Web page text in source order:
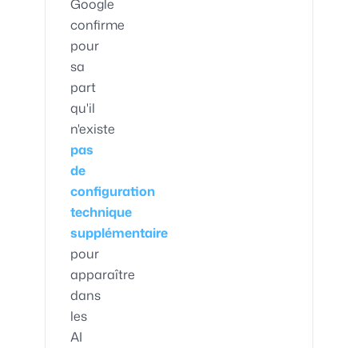
Google
confirme
pour
sa
part
qu'il
n'existe
pas
de
configuration
technique
supplémentaire
pour
apparaître
dans
les
AI